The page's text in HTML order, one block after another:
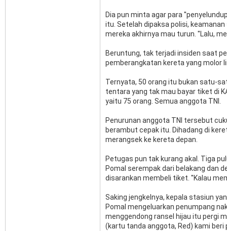
Dia pun minta agar para
itu. Setelah dipaksa polisi,
mereka akhirnya mau turun. ''Lalu,
Beruntung, tak terjadi insiden saat
pemberangkatan kereta yang molor
Ternyata, 50 orang itu bukan satu-
tentara yang tak mau bayar tiket di
yaitu 75 orang. Semua anggota TNI.
Penurunan anggota TNI tersebut
berambut cepak itu. Dihadang di
merangsek ke kereta depan.
Petugas pun tak kurang akal. Tiga
Pomal serempak dari belakang dan
disarankan membeli tiket. ''Kalau
Saking jengkelnya, kepala stasiun
Pomal mengeluarkan penumpang
menggendong ransel hijau itu pergi
(kartu tanda anggota, Red) kami